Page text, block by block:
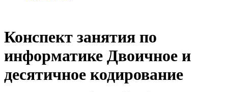
Конспект занятия по
информатике Двоичное и
десятичное кодирование